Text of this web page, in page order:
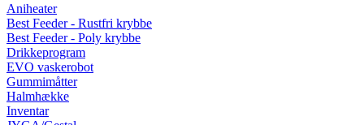
Aniheater
Best Feeder - Rustfri krybbe
Best Feeder - Poly krybbe
Drikkeprogram
EVO vaskerobot
Gummimåtter
Halmhække
Inventar